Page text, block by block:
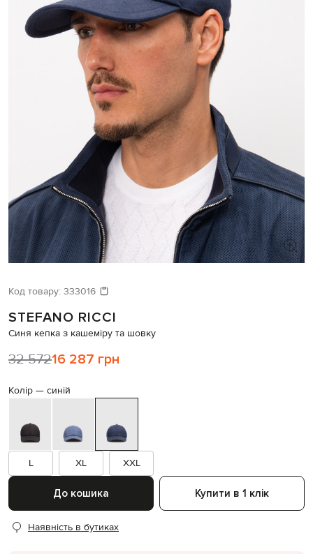
Давайте підберемо щось ще
Схожі товари
Код товару: 333016
STEFANO RICCI
Синя кепка з кашеміру та шовку
32 57216 287 грн
Колір — синій
L XL XXL
До кошика Купити в 1 клік
Наявність в бутиках